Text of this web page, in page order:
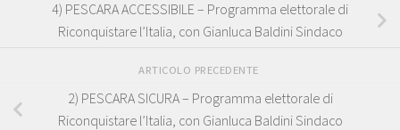
4) PESCARA ACCESSIBILE – Programma elettorale di
Riconquistare l’Italia, con Gianluca Baldini Sindaco
ARTICOLO PRECEDENTE
2) PESCARA SICURA – Programma elettorale di
Riconquistare l’Italia, con Gianluca Baldini Sindaco